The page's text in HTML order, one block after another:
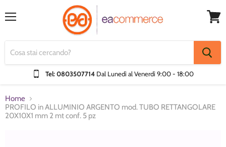
Tel: 0803507714 Dal Lunedì al Venerdì9:00 - 18:00
Home
PROFILO in ALLUMINIO ARGENTO mod. TUBO RETTANGOLARE
20X10X1 mm 2 mt conf. 5 pz